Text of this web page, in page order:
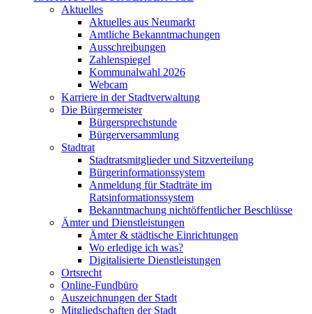
Aktuelles
Aktuelles aus Neumarkt
Amtliche Bekanntmachungen
Ausschreibungen
Zahlenspiegel
Kommunalwahl 2026
Webcam
Karriere in der Stadtverwaltung
Die Bürgermeister
Bürgersprechstunde
Bürgerversammlung
Stadtrat
Stadtratsmitglieder und Sitzverteilung
Bürgerinformationssystem
Anmeldung für Stadträte im
Ratsinformationssystem
Bekanntmachung nichtöffentlicher Beschlüsse
Ämter und Dienstleistungen
Ämter & städtische Einrichtungen
Wo erledige ich was?
Digitalisierte Dienstleistungen
Ortsrecht
Online-Fundbüro
Auszeichnungen der Stadt
Mitgliedschaften der Stadt